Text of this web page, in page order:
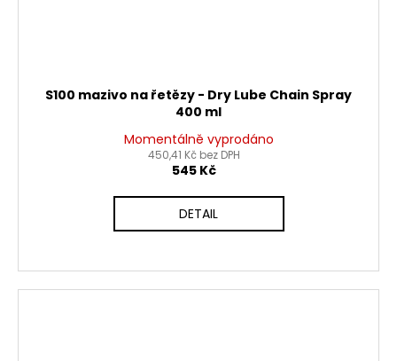
S100 mazivo na řetězy - Dry Lube Chain Spray
400 ml
Momentálně vyprodáno
450,41 Kč bez DPH
545 Kč
DETAIL